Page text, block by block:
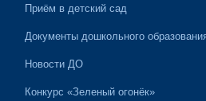
Приём в детский сад
Документы дошкольного
Новости ДО
Конкурс «Зеленый огонёк»